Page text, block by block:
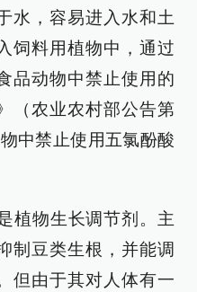
水，容易进入水和土
饲料用植物中，通过
品动物中禁止使用的
（农业农村部公告第
中禁止使用五氯酚酸
植物生长调节剂。主
制豆类生根，并能调
但由于其对人体有一